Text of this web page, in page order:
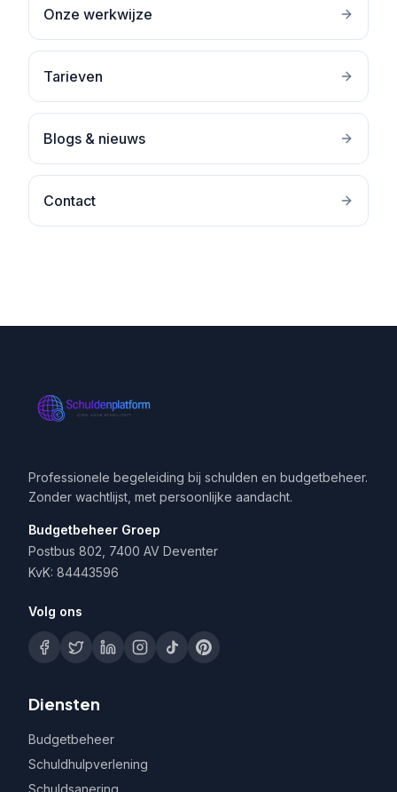
Onze werkwijze
Tarieven
Blogs & nieuws
Contact
Professionele begeleiding bij schulden en budgetbeheer.
Zonder wachtlijst, met persoonlijke aandacht.
Budgetbeheer Groep
Postbus 802, 7400 AV Deventer
KvK: 84443596
Volg ons
Diensten
Budgetbeheer
Schuldhulpverlening
Schuldsanering